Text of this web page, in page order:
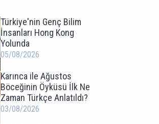
Türkiye'nin Genç Bilim
İnsanları Hong Kong
Yolunda
05/08/2026
Karınca ile Ağustos
Böceğinin Öyküsü İlk Ne
Zaman Türkçe Anlatıldı?
03/08/2026